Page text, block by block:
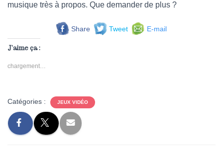
musique très à propos. Que demander de plus ?
Share Tweet E-mail
J’aime ça :
chargement…
Catégories : JEUX VIDÉO